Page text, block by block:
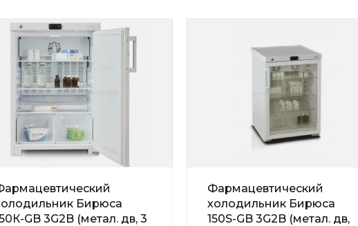
Бирюса
GB 3G2B (метал. дв, 3
Фармацевтический
холодильник Бирюса
150S-GB 3G2B (метал. дв,